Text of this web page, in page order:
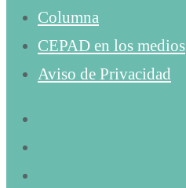
Columna
CEPAD en los medios
Aviso de Privacidad